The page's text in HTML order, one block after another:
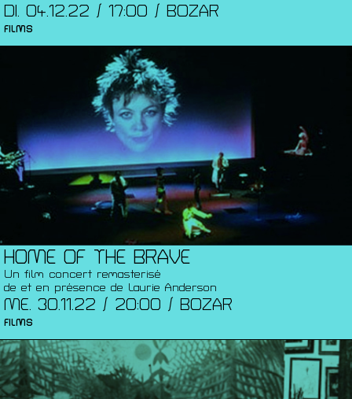
DI. 04.12.22 / 17:00 / BOZAR
FILMS
HOME OF THE BRAVE
Un film concert remasterisé
de et en présence de Laurie Anderson
ME. 30.11.22 / 20:00 / BOZAR
FILMS